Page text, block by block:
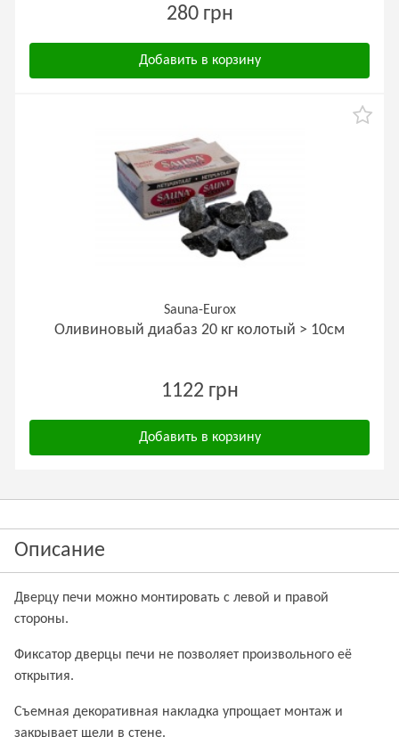
280 грн
Добавить в корзину
Sauna-Eurox
Оливиновый диабаз 20 кг колотый > 10см
1122 грн
Добавить в корзину
Описание
Дверцу печи можно монтировать с левой и правой
стороны.
Фиксатор дверцы печи не позволяет произвольного её
открытия.
Съемная декоративная накладка упрощает монтаж и
закрывает щели в стене.